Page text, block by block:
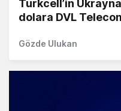
Turkcell’in
dolara DVL
Gözde Ulukan